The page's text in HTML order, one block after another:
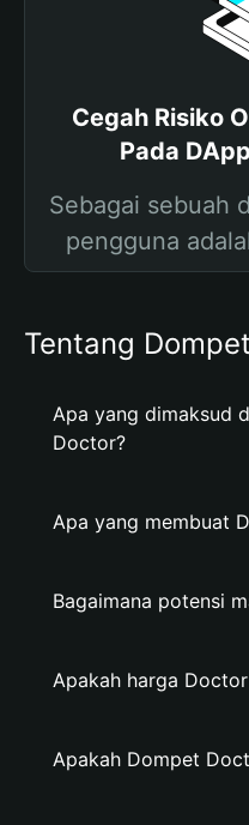
Cegah Risiko
Pada
Sebagai sebuah
pengguna
Tentang
Apa yang dimaksud
Doctor?
Apa yang membuat
Bagaimana potensi
Apakah harga
Apakah Dompet